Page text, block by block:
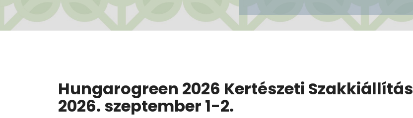
Hungarogreen 2026 Kertészeti Szakkiállítás
2026. szeptember 1-2.